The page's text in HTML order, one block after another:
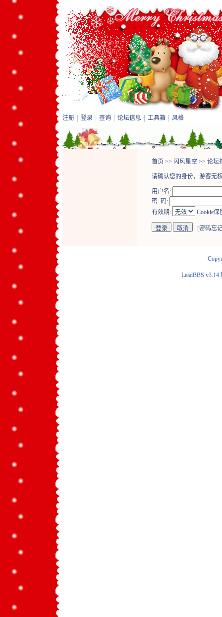
注册 登录 查询 论坛信息 工具箱 风格
首页 >> 闪风星空 >> 论坛
请确认您的身份，游客无
用户名:
密 码:
有效期:
Cookie保
[密码忘
LeadBBS v3.14